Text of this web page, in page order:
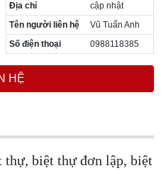
Liệt
Công
Mai
Hưng
Nam
Hà
Miếu
Liên
Tuy
Địa chỉ
cập nhật
Tên người liên hệ
Vũ Tuấn Anh
Số điện thoại
0988118385
HỆ
thự, biệt thự đơn lập, biệt